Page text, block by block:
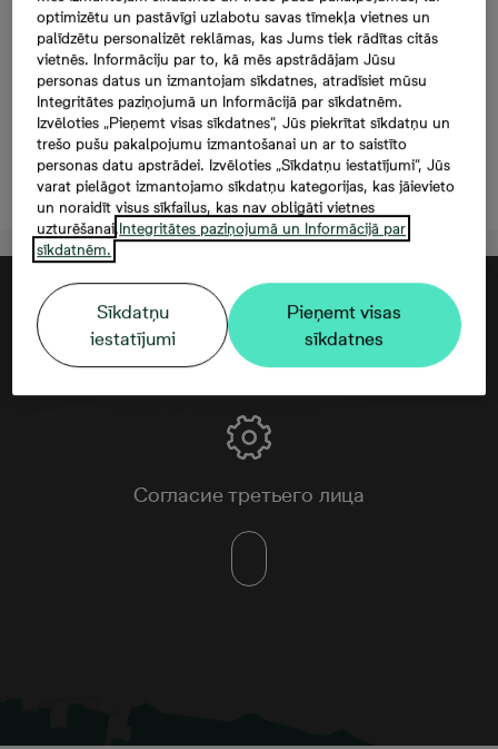
Mazā Stacijas 5-67, 67,
182 000 €, 3 комнаты,
61,8 м²
Oставить контактную информацию
Согласие третьего лица
optimizētu un pastāvīgi uzlabotu savas tīmekļa vietnes un
palīdzētu personalizēt reklāmas, kas Jums tiek rādītas citās
vietnēs. Informāciju par to, kā mēs apstrādājam Jūsu
personas datus un izmantojam sīkdatnes, atradīsiet mūsu
Integritātes paziņojumā un Informācijā par sīkdatnēm.
Izvēloties „Pieņemt visas sīkdatnes”, Jūs piekrītat sīkdatņu un
trešo pušu pakalpojumu izmantošanai un ar to saistīto
personas datu apstrādei. Izvēloties „Sīkdatņu iestatījumi”, Jūs
varat pielāgot izmantojamo sīkdatņu kategorijas, kas jāievieto
un noraidīt visus sīkfailus, kas nav obligāti vietnes
uzturēšanai.Integritātes paziņojumā un Informācijā par
sīkdatnēm.
Sīkdatņu
iestatījumi
Pieņemt visas
sīkdatnes